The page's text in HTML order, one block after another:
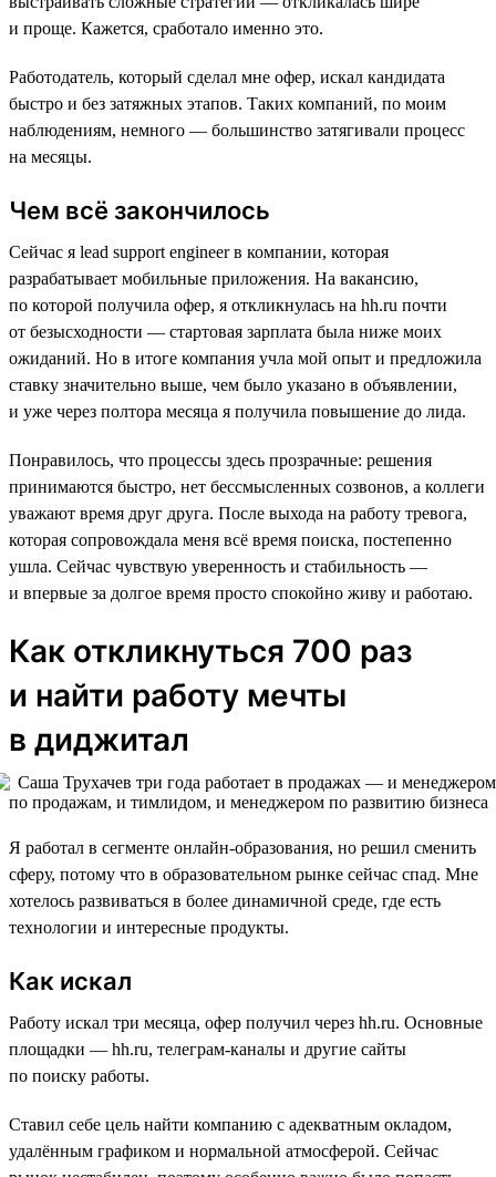
и проще. Кажется, сработало именно это.
Работодатель, который сделал мне офер, искал кандидата
быстро и без затяжных этапов. Таких компаний, по моим
наблюдениям, немного — большинство затягивали процесс
на месяцы.
Чем всё закончилось
Сейчас я lead support engineer в компании, которая
разрабатывает мобильные приложения. На вакансию,
по которой получила офер, я откликнулась на hh.ru почти
от безысходности — стартовая зарплата была ниже моих
ожиданий. Но в итоге компания учла мой опыт и предложила
ставку значительно выше, чем было указано в объявлении,
и уже через полтора месяца я получила повышение до лида.
Понравилось, что процессы здесь прозрачные: решения
принимаются быстро, нет бессмысленных созвонов, а коллеги
уважают время друг друга. После выхода на работу тревога,
которая сопровождала меня всё время поиска, постепенно
ушла. Сейчас чувствую уверенность и стабильность —
и впервые за долгое время просто спокойно живу и работаю.
Как откликнуться 700 раз
и найти работу мечты
в диджитал
Я работал в сегменте онлайн-образования, но решил сменить
сферу, потому что в образовательном рынке сейчас спад. Мне
хотелось развиваться в более динамичной среде, где есть
технологии и интересные продукты.
Как искал
Работу искал три месяца, офер получил через hh.ru. Основные
площадки — hh.ru, телеграм-каналы и другие сайты
по поиску работы.
Ставил себе цель найти компанию с адекватным окладом,
удалённым графиком и нормальной атмосферой. Сейчас